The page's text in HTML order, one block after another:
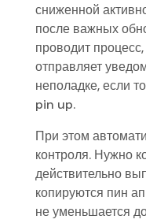
сниженной
после важных
проводит процесс,
отправляет
неполадке, если
pin up.
При этом
контроля. Нужно
действительно
копируются пин
не уменьшается